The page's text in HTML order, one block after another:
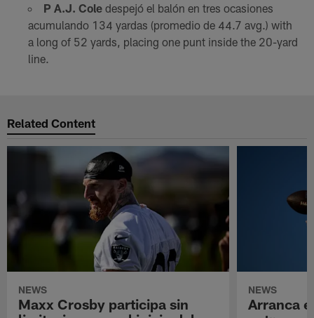
P A.J. Coledespejó el balón en tres ocasiones
acumulando 134 yardas (promedio de 44.7 avg.) with
a long of 52 yards, placing one punt inside the 20-yard
line.
Related Content
NEWS
Maxx Crosby participa sin
NEWS
Arranca